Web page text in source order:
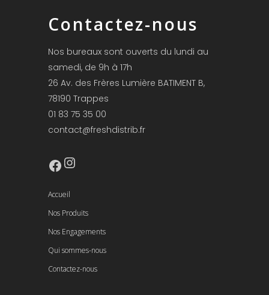
Contactez-nous
Nos bureaux sont ouverts du lundi au
samedi, de 9h à 17h
26 Av. des Frères Lumière BATIMENT B,
78190 Trappes
01 83 75 35 00
contact@freshdistrib.fr
Facebook Instagram
Accueil
Nos Produits
Nos Engagements
Qui sommes-nous
Contactez-nous